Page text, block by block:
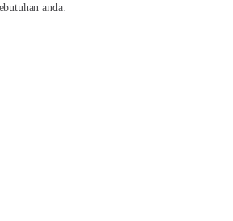
anda.